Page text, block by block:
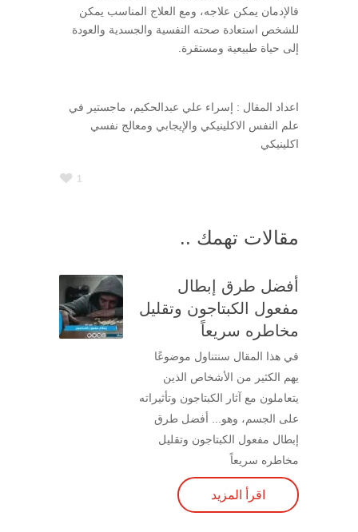
فالإدمان يمكن علاجه، ومع العلاج المناسب يمكن
للشخص استعادة صحته النفسية والجسدية والعودة
إلى حياة طبيعية ومستقرة.
اعداد المقال : إسراء علي عبدالحكيم، ماجستير في
علم النفس الاكلينيكي والإيجابي ومعالج نفسي
اكلينيكي
1
مقالات تهمك ..
أفضل طرق إبطال
مفعول الكبتاجون وتقليل
مخاطره سريعاً
في هذا المقال سنتناول موضوعًا
يهم الكثير من الأشخاص الذين
يتعاملون مع آثار الكبتاجون وتأثيراته
على الجسم، وهو... أفضل طرق
إبطال مفعول الكبتاجون وتقليل
مخاطره سريعاً
اقرأ المزيد